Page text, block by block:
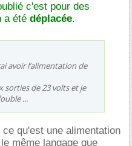
c'est pour des
a été déplacée.
avoir l’alimentation de
sorties de 23 volts et je
...
ce qu'est une alimentation
même langage que